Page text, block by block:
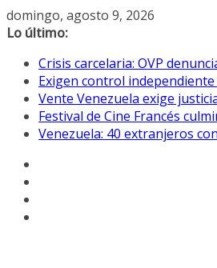
Saltar
al
domingo, agosto 9, 2026
Lo último:
Crisis carcelaria: OVP
Exigen control
Vente Venezuela exige
Festival de Cine Francés
Venezuela: 40 extranjeros